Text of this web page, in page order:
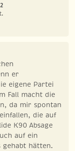
er
eigene Partei
Fall macht die
da mir spontan
die auf
K90 Absage
auf ein
gehabt hätten.